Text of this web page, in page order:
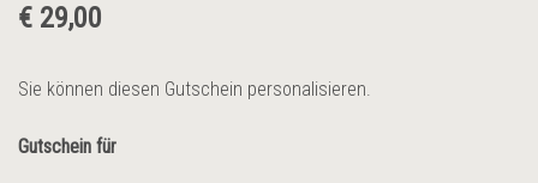
€ 29,00
Sie können diesen Gutschein personalisieren.
Gutschein für